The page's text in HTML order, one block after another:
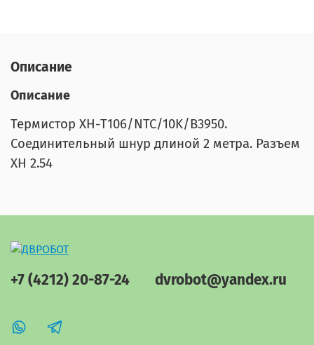
Описание
Описание
Термистор XH-T106/NTC/10K/B3950.
Соединительный шнур длиной 2 метра. Разъем
XH 2.54
+7 (4212) 20-87-24 dvrobot@yandex.ru